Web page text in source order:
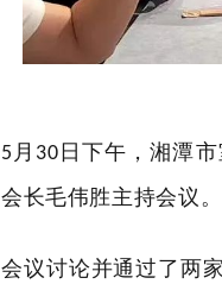
5 月 30 日下午，湘潭
会长毛伟胜主持会议 。
会议讨论并通过了两